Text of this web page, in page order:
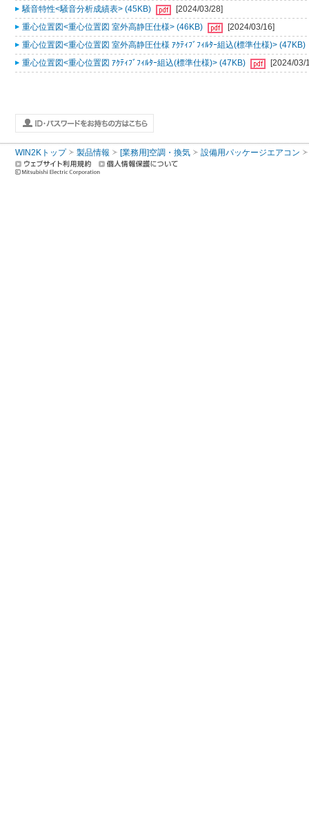
騒音特性<騒音分析成績表> (45KB)
[2024/03/28]
重心位置図<重心位置図 室外高静圧仕様> (46KB)
[2024/03/16]
重心位置図<重心位置図 室外高静圧仕様 ｱｸﾃｨﾌﾞﾌｨﾙﾀｰ組込(標準仕様)> (47KB)
重心位置図<重心位置図 ｱｸﾃｨﾌﾞﾌｨﾙﾀｰ組込(標準仕様)> (47KB)
[2024/03/
WIN2Kトップ 製品情報 [業務用]空調・換気 設備用パッケージエアコン